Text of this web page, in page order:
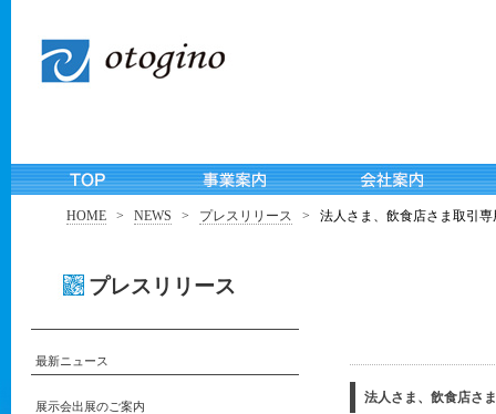
HOME > NEWS > プレスリリース > 法人さま、飲食店さま取引
プレスリリース
法人さま、飲食店さ
最新ニュース
展示会出展のご案内